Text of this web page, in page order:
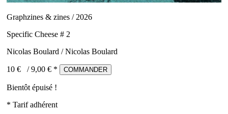
Graphzines & zines / 2026
Specific Cheese # 2
Nicolas Boulard / Nicolas Boulard
10 € /9,00 € * COMMANDER
Bientôt épuisé !
* Tarif adhérent